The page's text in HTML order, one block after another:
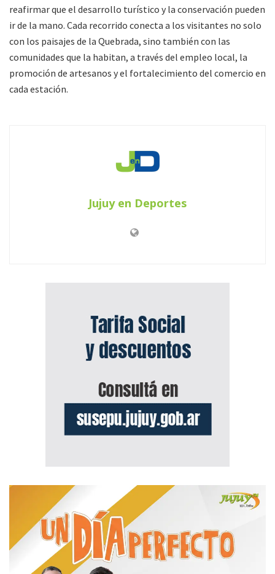
reafirmar que el desarrollo turístico y la conservación pueden
ir de la mano. Cada recorrido conecta a los visitantes no solo
con los paisajes de la Quebrada, sino también con las
comunidades que la habitan, a través del empleo local, la
promoción de artesanos y el fortalecimiento del comercio en
cada estación.
Jujuy en Deportes